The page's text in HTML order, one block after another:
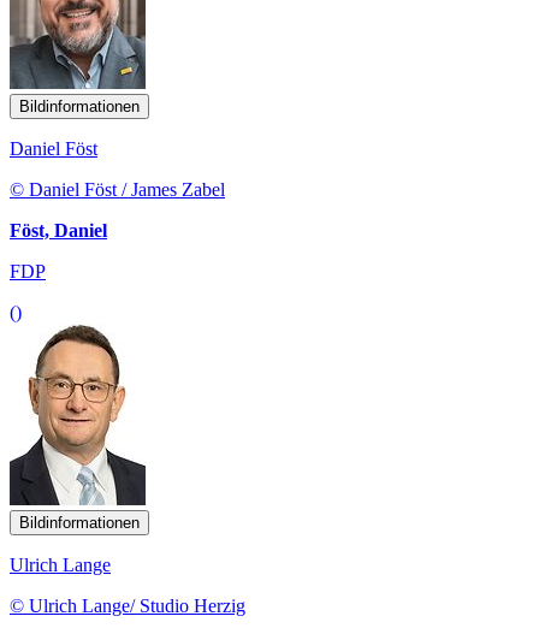
Bildinformationen
Daniel Föst
© Daniel Föst / James Zabel
Föst, Daniel
FDP
()
Bildinformationen
Ulrich Lange
© Ulrich Lange/ Studio Herzig